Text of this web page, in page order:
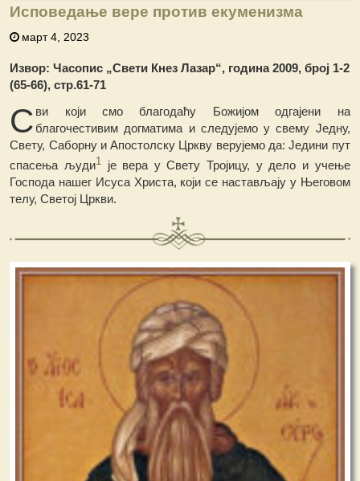
Исповедање вере против екуменизма
март 4, 2023
Извор: Часопис „Свети Кнез Лазар“, година 2009, број 1-2
(65-66), стр.61-71
С ви који смо благодаћу Божијом одгајени на
благочестивим догматима и следујемо у свему Једну,
Свету, Саборну и Апостолску Цркву верујемо да:Једини пут
спасења људи1је вера у Свету Тројицу, у дело и учење
Господа нашег Исуса Христа, који се настављају у Његовом
телу, Светој Цркви.